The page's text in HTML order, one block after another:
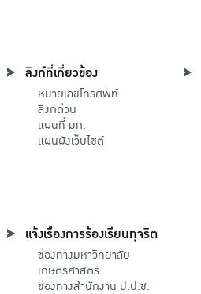
ลิงก์ที่เกี่ยวข้อง
หมายเลขโทรศัพท์
ลิงก์ด่วน
แผนที่ มก.
แผนผังเว็บไซต์
แจ้งเรื่องการร้องเรียนทุจริต
ช่องทางมหาวิทยาลัย
เกษตรศาสตร์
ช่องทางสำนักงาน ป.ป.ช.